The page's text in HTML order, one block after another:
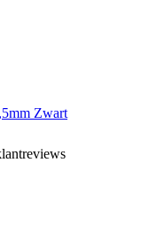
Zwart